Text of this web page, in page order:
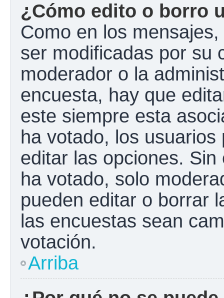
¿Cómo edito o borro
Como en los
ser modificadas por su
moderador o la
encuesta, hay que
este siempre esta
ha votado, los
editar las opciones.
ha votado, solo
pueden editar o borrar
las encuestas sean
votación.
Arriba